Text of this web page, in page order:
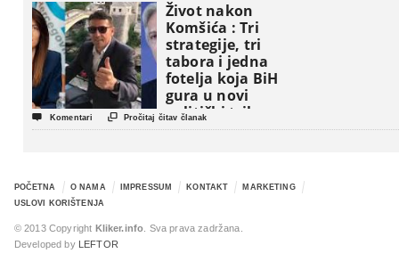
Život nakon
Komšića : Tri
strategije, tri
tabora i jedna
fotelja koja BiH
gura u novi
politički triler
 Komentari  Pročitaj čitav članak
POČETNA O NAMA IMPRESSUM KONTAKT
MARKETING
USLOVI KORIŠTENJA
© 2013 Copyright Kliker.info . Sva prava zadržana.
Developed by
LEFTOR